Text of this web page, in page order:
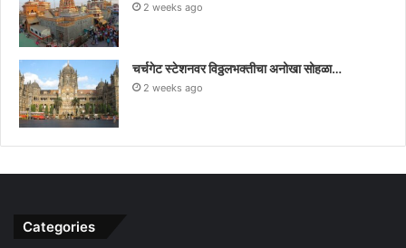
2 weeks ago
चर्चगेट स्टेशनवर विठ्ठलभक्तीचा अनोखा सोहळा…
2 weeks ago
Categories